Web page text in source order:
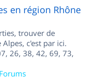
en région Rhône
trouver de
c'est par ici.
26, 38, 42, 69, 73,